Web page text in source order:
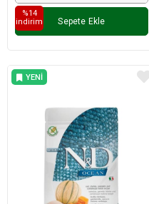
Sepete Ekle
%14
i̇ndirim
YENI